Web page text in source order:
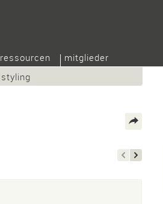
styling
ressourcen mitglieder